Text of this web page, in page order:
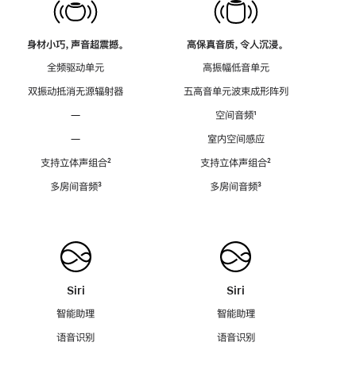
身材小巧，声音超震撼。
全频驱动单元
双振动抵消无源辐射器
—
—
支持立体声组合脚
²
多房间音频脚
³
Siri
智能助理
语音识别
高保真音质，令人沉浸。
高振幅低音单元
五高音单元波束成形阵列
空间音频脚
¹
室内空间感应
支持立体声组合脚
²
多房间音频脚
³
Siri
智能助理
语音识别